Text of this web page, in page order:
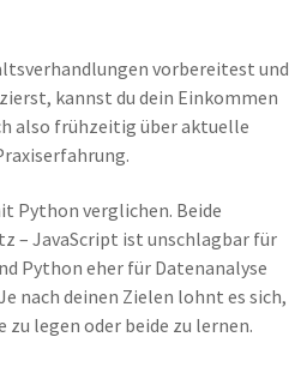
vorbereitest und
kannst du dein Einkommen
also frühzeitig über aktuelle
Python verglichen. Beide
– JavaScript ist unschlagbar für
Python eher für Datenanalyse
nach deinen Zielen lohnt es sich,
zu legen oder beide zu lernen.